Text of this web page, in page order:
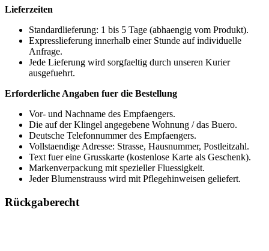
Lieferzeiten
Standardlieferung: 1 bis 5 Tage (abhaengig vom Produkt).
Expresslieferung innerhalb einer Stunde auf individuelle
Anfrage.
Jede Lieferung wird sorgfaeltig durch unseren Kurier
ausgefuehrt.
Erforderliche Angaben fuer die Bestellung
Vor- und Nachname des Empfaengers.
Die auf der Klingel angegebene Wohnung / das Buero.
Deutsche Telefonnummer des Empfaengers.
Vollstaendige Adresse: Strasse, Hausnummer, Postleitzahl.
Text fuer eine Grusskarte (kostenlose Karte als Geschenk).
Markenverpackung mit spezieller Fluessigkeit.
Jeder Blumenstrauss wird mit Pflegehinweisen geliefert.
Rückgaberecht